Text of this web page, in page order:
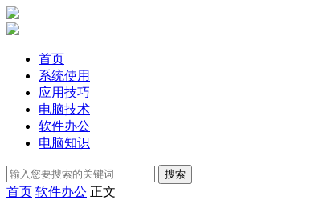
首页
系统使用
应用技巧
电脑技术
软件办公
电脑知识
首页 软件办公 正文